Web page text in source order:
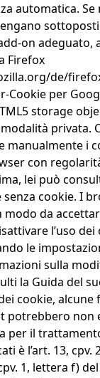
automatica.
on adeguato,
Firefox
de/
Cookie per
storage
privata.
manualmente i
con
lei può
cookie. I
da
l’uso
le
sulla
la Guida del
cookie, alcune
potrebbero non
per il
è l’art. 13, cpv.
1, lettera f)